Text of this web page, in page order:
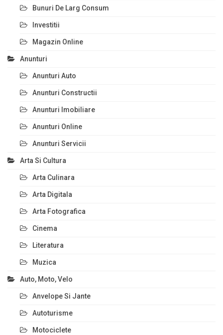
Bunuri De Larg Consum
Investitii
Magazin Online
Anunturi
Anunturi Auto
Anunturi Constructii
Anunturi Imobiliare
Anunturi Online
Anunturi Servicii
Arta Si Cultura
Arta Culinara
Arta Digitala
Arta Fotografica
Cinema
Literatura
Muzica
Auto, Moto, Velo
Anvelope Si Jante
Autoturisme
Motociclete